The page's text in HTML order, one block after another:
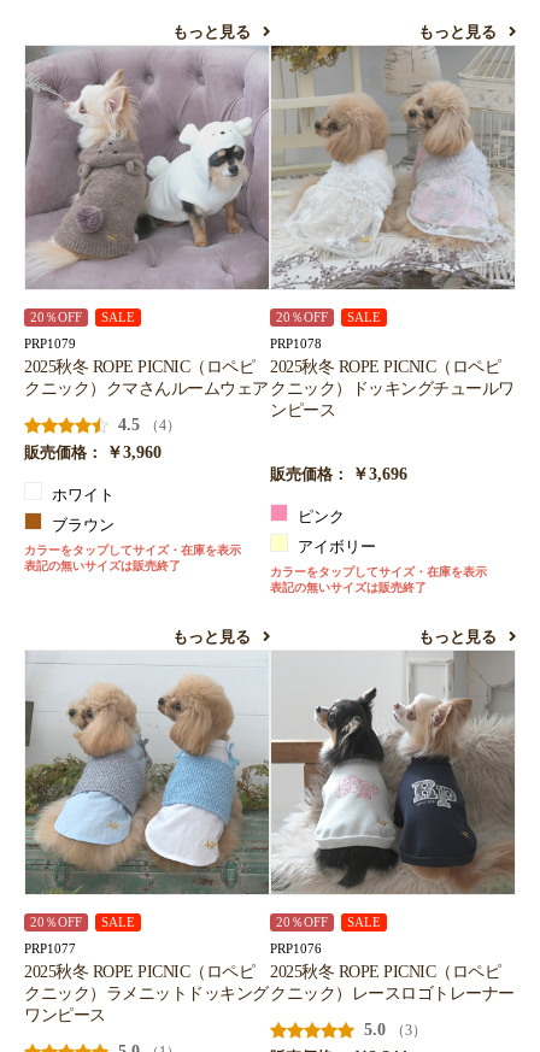
もっと見る もっと見る
20％OFF SALE
PRP1079
2025秋冬 ROPE PICNIC（ロペピ
クニック）クマさんルームウェア
4.5
（4）
販売価格：
￥3,960
ホワイト
ブラウン
カラーをタップしてサイズ・在庫を表示
表記の無いサイズは販売終了
もっと見る
20％OFF SALE
PRP1078
2025秋冬 ROPE PICNIC（ロペピ
クニック）ドッキングチュールワ
ンピース
販売価格： ￥3,696
ピンク
アイボリー
カラーをタップしてサイズ・在庫を表示
表記の無いサイズは販売終了
もっと見る
20％OFF SALE
PRP1077
2025秋冬 ROPE PICNIC（ロペピ
クニック）ラメニットドッキング
ワンピース
20％OFF SALE
PRP1076
2025秋冬 ROPE PICNIC（ロペピ
クニック）レースロゴトレーナー
5.0
（3）